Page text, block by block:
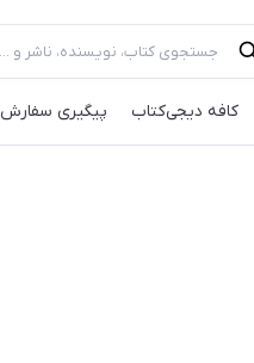
کافه‌ دیجی‌کتاب پیگیری سفارش